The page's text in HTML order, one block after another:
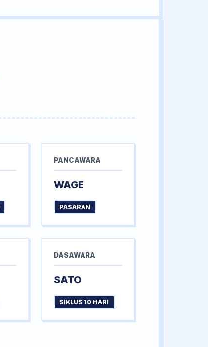
PANCAWARA
WAGE
PASARAN
DASAWARA
SATO
SIKLUS 10 HARI